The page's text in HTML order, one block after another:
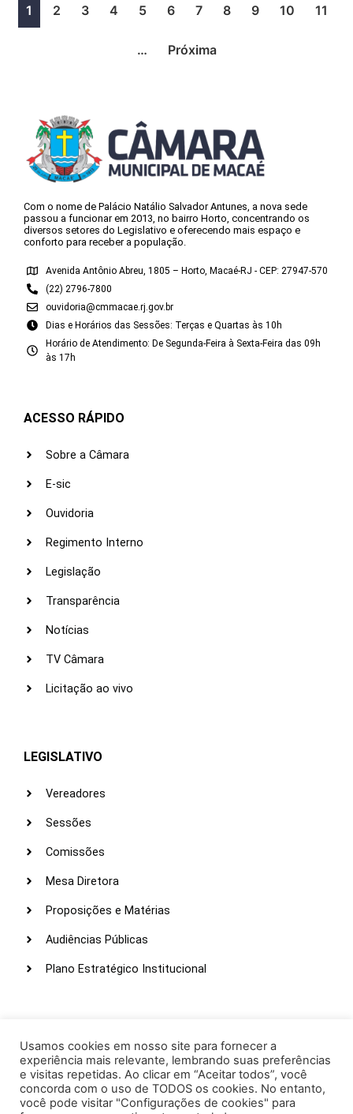
1 2 3 4 5 6 7 8 9 10 11
… Próxima
Com o nome de Palácio Natálio Salvador Antunes, a nova sede
passou a funcionar em 2013, no bairro Horto, concentrando os
diversos setores do Legislativo e oferecendo mais espaço e
conforto para receber a população.
Avenida Antônio Abreu, 1805 – Horto, Macaé-RJ - CEP: 27947-570
(22) 2796-7800
ouvidoria@cmmacae.rj.gov.br
Dias e Horários das Sessões: Terças e Quartas às 10h
Horário de Atendimento: De Segunda-Feira à Sexta-Feira das 09h
às 17h
ACESSO RÁPIDO
Sobre a Câmara
E-sic
Ouvidoria
Regimento Interno
Legislação
Transparência
Notícias
TV Câmara
Licitação ao vivo
LEGISLATIVO
Vereadores
Sessões
Comissões
Mesa Diretora
Proposições e Matérias
Audiências Públicas
Plano Estratégico Institucional
Webmail
Intranet
Administração
Usamos cookies em nosso site para fornecer a
experiência mais relevante, lembrando suas preferências
e visitas repetidas. Ao clicar em “Aceitar todos”, você
concorda com o uso de TODOS os cookies. No entanto,
você pode visitar "Configurações de cookies" para